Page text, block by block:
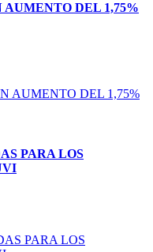
AUMENTO DEL 1,75%
PARA LOS